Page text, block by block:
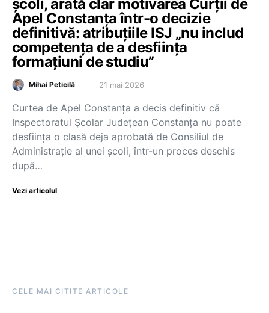
școli, arată clar motivarea Curții de
Apel Constanța într-o decizie
definitivă: atribuțiile ISJ „nu includ
competența de a desființa
formațiuni de studiu”
Mihai Peticilă 21 mai 2026
Curtea de Apel Constanța a decis definitiv că
Inspectoratul Școlar Județean Constanța nu poate
desființa o clasă deja aprobată de Consiliul de
Administrație al unei școli, într-un proces deschis
după…
Vezi articolul
CELE MAI CITITE ARTICOLE